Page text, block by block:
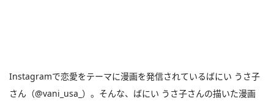
Instagramで恋愛をテーマに漫画を発信されているばにい うさ子
さん（@vani_usa_）。そんな、ばにい うさ子さんの描いた漫画